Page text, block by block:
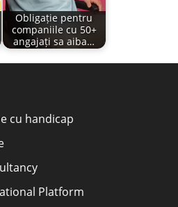
Obligație pentru
companiile cu 50+
angajați sa aiba…
cu handicap
Platform